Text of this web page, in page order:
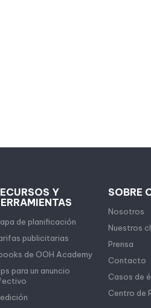
Y
de planificación
publicitarias
de OOH Academy
para un anuncio
SOBRE
Nosotros
Nuestros
Prensa
Contacto
Casos de
Centro de